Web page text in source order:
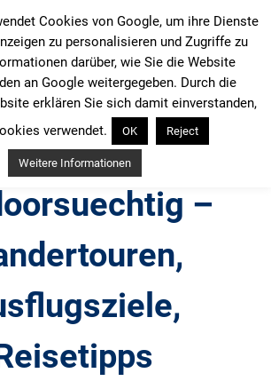
–
Cookies von Google, um ihre Dienste
zu personalisieren und Zugriffe zu
darüber, wie Sie die Website
an Google weitergegeben. Durch die
erklären Sie sich damit einverstanden,
verwendet.
OK Reject
Weitere Informationen